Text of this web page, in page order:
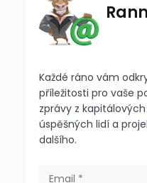
Každé ráno vám
příležitosti pro vaše
zprávy z
úspěšných lidí a
dalšího.